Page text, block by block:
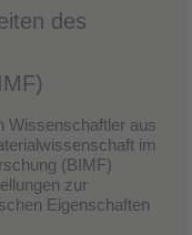
des
Wissenschaftler aus
im
(BIMF)
zur
Eigenschaften